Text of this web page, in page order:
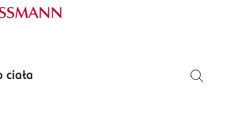
ciała